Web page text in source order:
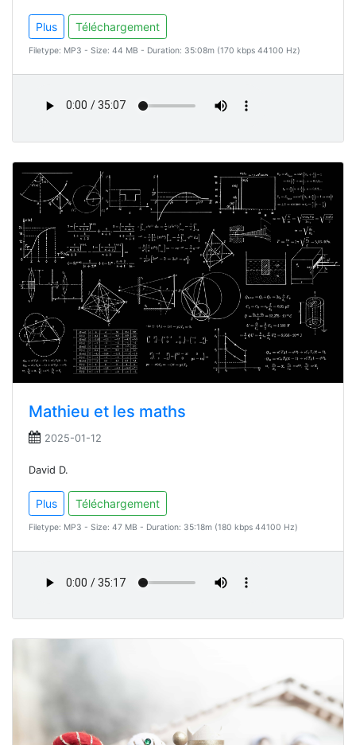
Plus Téléchargement
Filetype: MP3 - Size: 44 MB - Duration: 35:08m (170 kbps 44100 Hz)
Mathieu et les maths
2025-01-12
David D.
Plus Téléchargement
Filetype: MP3 - Size: 47 MB - Duration: 35:18m (180 kbps 44100 Hz)